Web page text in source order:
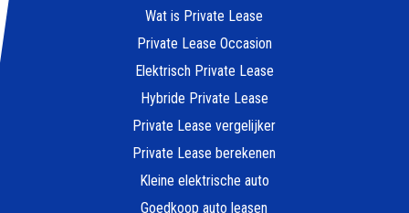
Wat is Private Lease
Private Lease Occasion
Elektrisch Private Lease
Hybride Private Lease
Private Lease vergelijker
Private Lease berekenen
Kleine elektrische auto
Goedkoop auto leasen